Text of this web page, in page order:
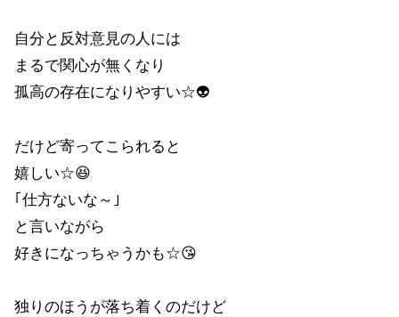
自分と反対意見の人には
まるで関心が無くなり
孤高の存在になりやすい☆👽
だけど寄ってこられると
嬉しい☆😆
｢仕方ないな～｣
と言いながら
好きになっちゃうかも☆😘
独りのほうが落ち着くのだけど